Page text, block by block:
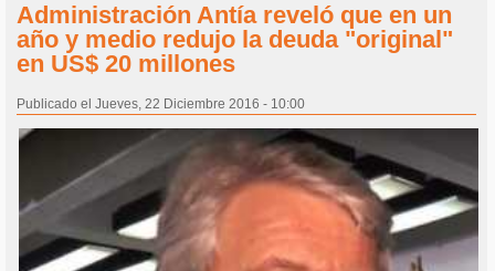
Administración Antía reveló que en un
año y medio redujo la deuda "original"
en US$ 20 millones
Publicado el Jueves, 22 Diciembre 2016 - 10:00